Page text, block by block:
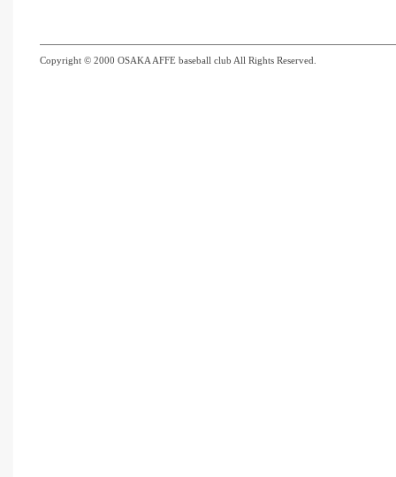
Copyright © 2000 OSAKA AFFE baseball club All Rights Reserved.